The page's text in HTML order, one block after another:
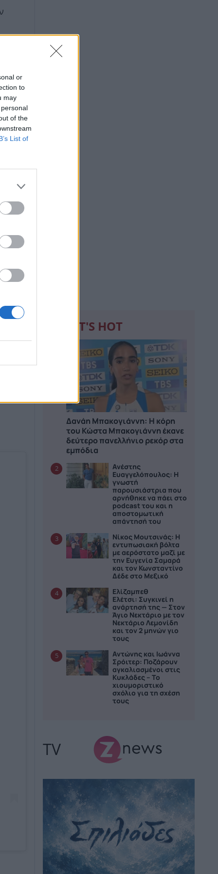
or
to
may
of the
List of
WHAT'S HOT
Δανάη Μπακογιάννη: Η κόρη
του Κώστα Μπακογιάννη έκανε
δεύτερο πανελλήνιο ρεκόρ στα
εμπόδια
2
Ανέστης
Ευαγγελόπουλος: Η
γνωστή
παρουσιάστρια που
αρνήθηκε να πάει στο
podcast του και η
αποστομωτική
απάντησή του
3
Νίκος Μουτσινάς: Η
εντυπωσιακή βόλτα
με αερόστατο μαζί με
την Ευγενία Σαμαρά
και τον Κωνσταντίνο
Δέδε στο Μεξικό
4
Ελίζαμπεθ
Ελέτσι: Συγκινεί η
ανάρτησή της — Στον
Άγιο Νεκτάριο με τον
Νεκτάριο Λεμονίδη
και τον 2 μηνών γιο
τους
5
Αντώνης και Ιωάννα
Σρόιτερ: Ποζάρουν
αγκαλιασμένοι στις
Κυκλάδες – Το
χιουμοριστικό
σχόλιο για τη σχέση
τους
TV